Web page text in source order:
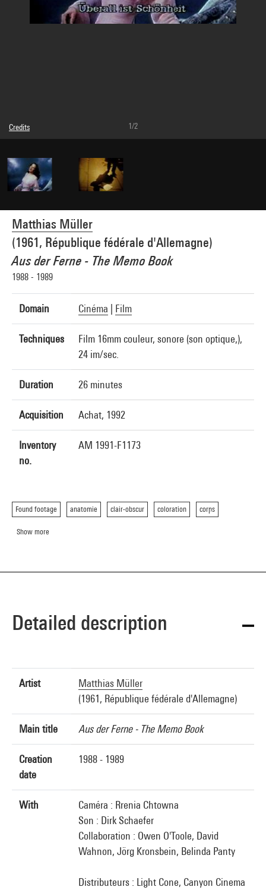
Matthias Müller
(1961, République fédérale d'Allemagne)
Aus der Ferne - The Memo Book
1988 - 1989
Domain Cinéma Film
Techniques
Film 16mm couleur, sonore (son optique,),
24 im/sec.
Duration 26 minutes
Acquisition Achat, 1992
Inventory
no.
AM 1991-F1173
Found footage anatomie clair-obscur coloration corps
Show more
Credits
© Matthias Müller
Image reference : 5A05906
1/2
Detailed description
Artist
Matthias Müller
(1961, République fédérale d'Allemagne)
Main title Aus der Ferne - The Memo Book
Creation
date
1988 - 1989
With
Caméra : Rrenia Chtowna
Son : Dirk Schaefer
Collaboration : Owen O'Toole, David
Wahnon, Jörg Kronsbein, Belinda Panty
Distributeurs : Light Cone, Canyon Cinema